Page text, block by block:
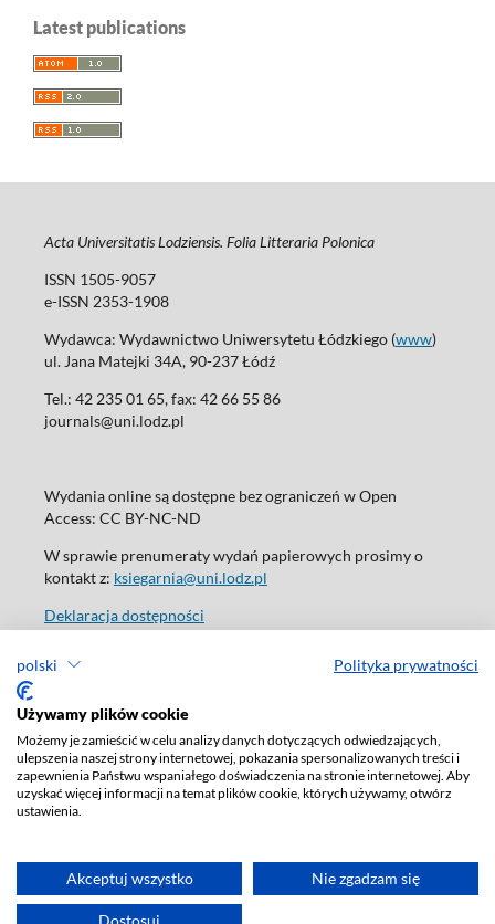
polski Polityka prywatności
Używamy plików cookie
Możemy je zamieścić w celu analizy danych dotyczących odwiedzających,
ulepszenia naszej strony internetowej, pokazania spersonalizowanych treści i
zapewnienia Państwu wspaniałego doświadczenia na stronie internetowej. Aby
uzyskać więcej informacji na temat plików cookie, których używamy, otwórz
ustawienia.
Akceptuj wszystko Nie zgadzam się
Dostosuj
Latest publications
Acta Universitatis Lodziensis. Folia Litteraria Polonica
ISSN 1505-9057
e-ISSN 2353-1908
Wydawca: Wydawnictwo Uniwersytetu Łódzkiego (www)
ul. Jana Matejki 34A, 90-237 Łódź
Tel.: 42 235 01 65, fax: 42 66 55 86
journals@uni.lodz.pl
Wydania online są dostępne bez ograniczeń w Open
Access: CC BY-NC-ND
W sprawie prenumeraty wydań papierowych prosimy o
kontakt z: ksiegarnia@uni.lodz.pl
Deklaracja dostępności